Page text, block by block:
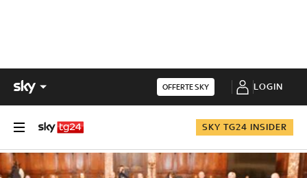
OFFERTE SKY LOGIN
SKY TG24 INSIDER